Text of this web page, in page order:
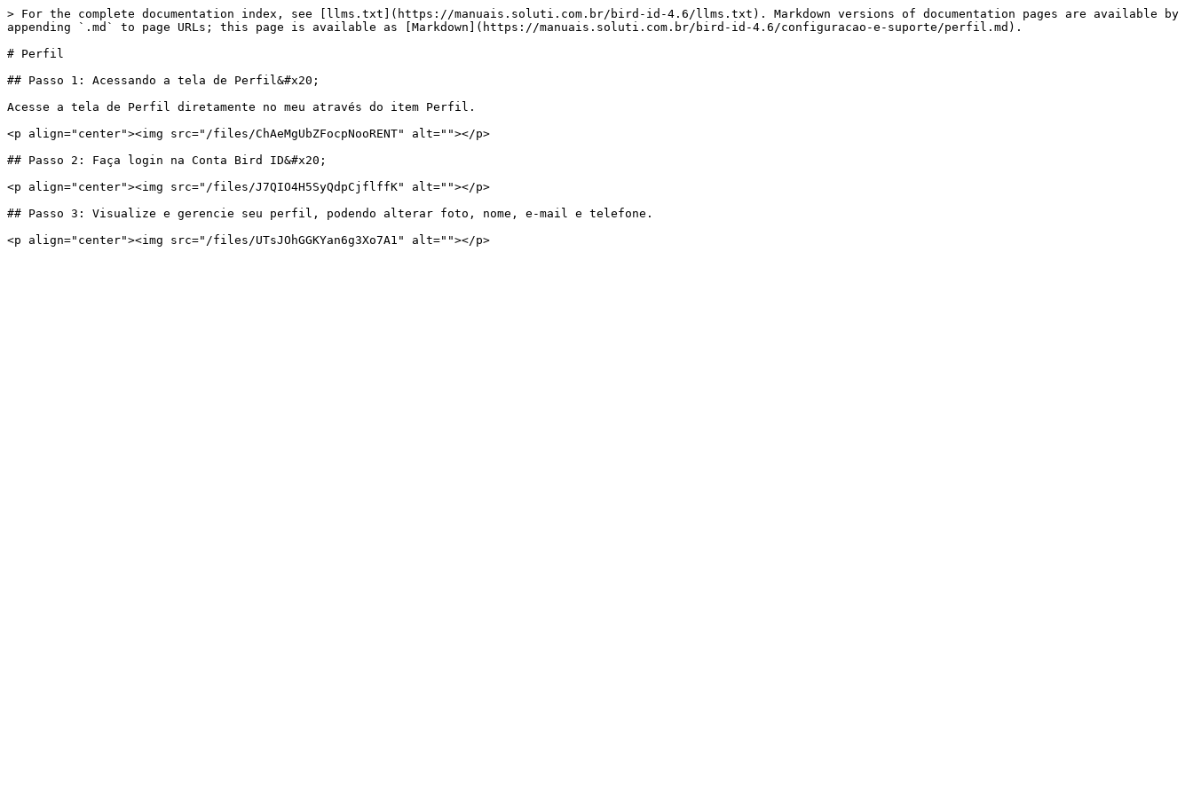
> For the complete documentation index, see [llms.txt](https://manuais.soluti.com.br/bird-id-4.6/llms.txt). Markdown versions of documentation pages are available by
appending `.md` to page URLs; this page is available as [Markdown](https://manuais.soluti.com.br/bird-id-4.6/configuracao-e-suporte/perfil.md).
# Perfil
## Passo 1: Acessando a tela de Perfil&#x20;
Acesse a tela de Perfil diretamente no meu através do item Perfil.
<p align="center"><img src="/files/ChAeMgUbZFocpNooRENT" alt=""></p>
## Passo 2: Faça login na Conta Bird ID&#x20;
<p align="center"><img src="/files/J7QIO4H5SyQdpCjflffK" alt=""></p>
## Passo 3: Visualize e gerencie seu perfil, podendo alterar foto, nome, e-mail e telefone.